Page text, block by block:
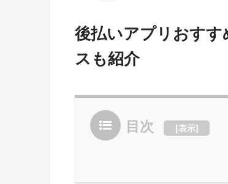
後払いアプリおす
スも紹介
目次 [表示]